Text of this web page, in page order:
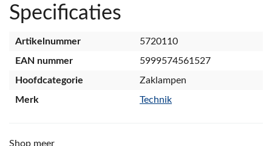
Specificaties
Artikelnummer
5720110
EAN nummer
5999574561527
Hoofdcategorie
Zaklampen
Merk
Technik
Shop meer